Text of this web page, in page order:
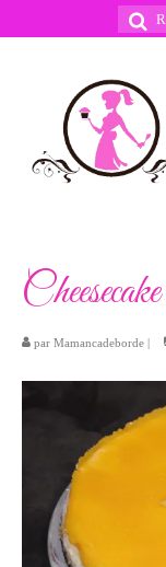
par Mamancadeborde |